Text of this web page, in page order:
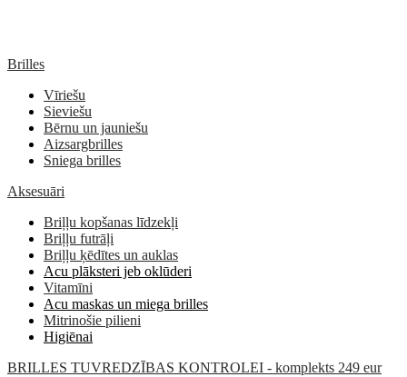
Brilles
Vīriešu
Sieviešu
Bērnu un jauniešu
Aizsargbrilles
Sniega brilles
Aksesuāri
Briļļu kopšanas līdzekļi
Briļļu futrāļi
Briļļu ķēdītes un auklas
Acu plāksteri jeb oklūderi
Vitamīni
Acu maskas un miega brilles
Mitrinošie pilieni
Higiēnai
BRILLES TUVREDZĪBAS KONTROLEI - komplekts 249 eur